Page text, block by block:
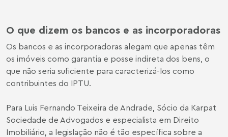
O que dizem os bancos e as incorporadoras
Os bancos e as incorporadoras alegam que apenas têm
os imóveis como garantia e posse indireta dos bens, o
que não seria suficiente para caracterizá-los como
contribuintes do IPTU.
Para Luis Fernando Teixeira de Andrade, Sócio da Karpat
Sociedade de Advogados e especialista em Direito
Imobiliário, a legislação não é tão específica sobre a